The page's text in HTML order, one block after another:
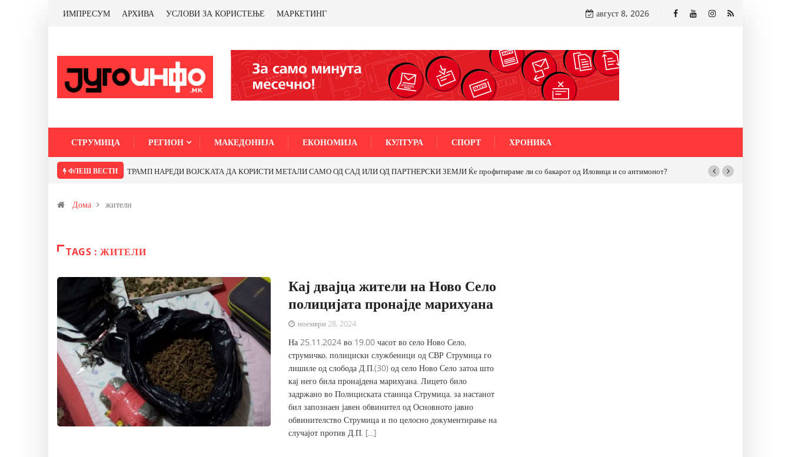
ИМПРЕСУМ АРХИВА УСЛОВИ ЗА КОРИСТЕЊЕ МАРКЕТИНГ август 8, 2026
СТРУМИЦА РЕГИОН МАКЕДОНИЈА ЕКОНОМИЈА КУЛТУРА СПОРТ ХРОНИКА
ФЛЕШ ВЕСТИ ТРАМП НАРЕДИ ВОЈСКАТА ДА КОРИСТИ МЕТАЛИ САМО ОД САД ИЛИ ОД ПАРТНЕРСКИ ЗЕМЈИ Ќе профитираме ли со бакарот од Иловица и со антимонот?
Дома жители
TAGS : ЖИТЕЛИ
Кај двајца жители на Ново Село
полицијата пронајде марихуана
ноември 28, 2024
На 25.11.2024 во 19.00 часот во село Ново Село,
струмичко, полициски службеници од СВР Струмица го
лишиле од слобода Д.П.(30) од село Ново Село затоа што
кај него била пронајдена марихуана. Лицето било
задржано во Полициската станица Струмица, за настанот
бил запознаен јавен обвинител од Основното јавно
обвинителство Струмица и по целосно документирање на
случајот против Д.П. […]